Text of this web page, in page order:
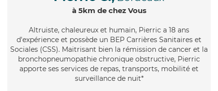
à 5km de chez Vous
Altruiste, chaleureux et humain, Pierric a 18 ans
d'expérience et possède un BEP Carrières Sanitaires et
Sociales (CSS). Maitrisant bien la rémission de cancer et la
bronchopneumopathie chronique obstructive, Pierric
apporte ses services de repas, transports, mobilité et
surveillance de nuit*